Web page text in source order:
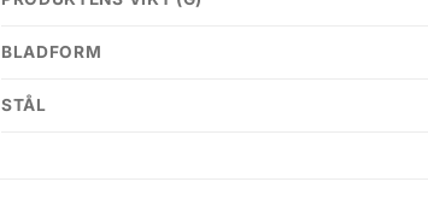
BLADFORM
STÅL